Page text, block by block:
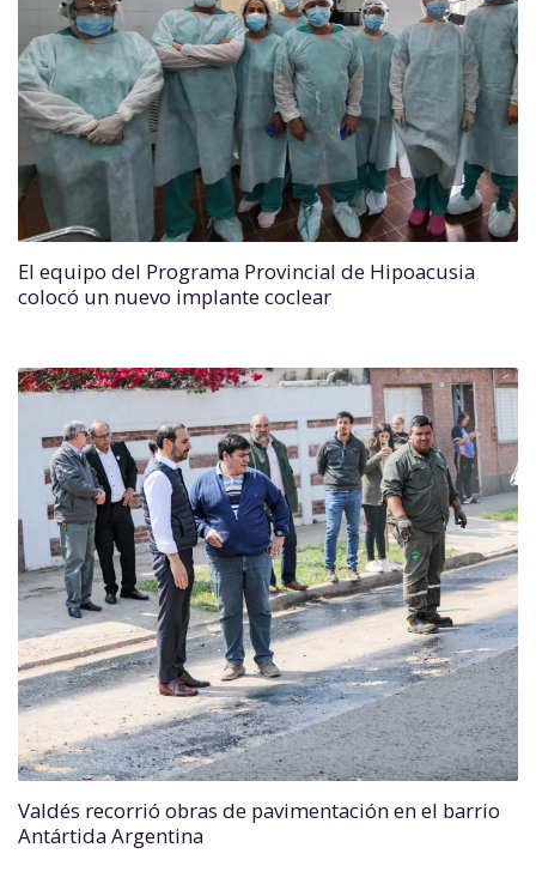
El equipo del Programa Provincial de Hipoacusia
colocó un nuevo implante coclear
Valdés recorrió obras de pavimentación en el barrio
Antártida Argentina